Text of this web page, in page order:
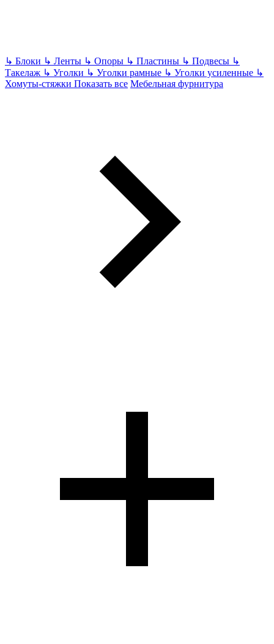
↳ Блоки ↳ Ленты ↳ Опоры ↳ Пластины ↳ Подвесы ↳
Такелаж ↳ Уголки ↳ Уголки рамные ↳ Уголки усиленные ↳
Хомуты-стяжки Показать все Мебельная фурнитура